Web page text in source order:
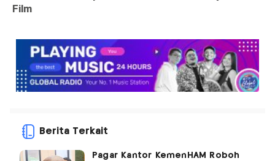
Berita Terkait
Pagar Kantor KemenHAM Roboh